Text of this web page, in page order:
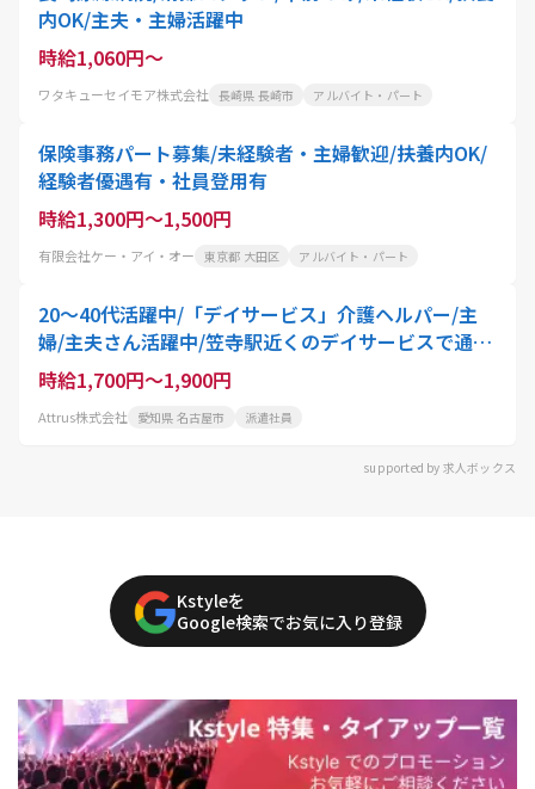
内OK/主夫・主婦活躍中
時給1,060円～
ワタキューセイモア株式会社 長崎県 長崎市 アルバイト・パート
保険事務パート募集/未経験者・主婦歓迎/扶養内OK/
経験者優遇有・社員登用有
時給1,300円～1,500円
有限会社ケー・アイ・オー 東京都 大田区 アルバイト・パート
20～40代活躍中/「デイサービス」介護ヘルパー/主
婦/主夫さん活躍中/笠寺駅近くのデイサービスで通所
介護のお仕事 週2日以上OK 経験活かせる マイカー通
勤OK 選べるシフト 残業なし
時給1,700円～1,900円
Attrus株式会社 愛知県 名古屋市 派遣社員
supported by 求人ボックス
Kstyleを
Google検索でお気に入り登録